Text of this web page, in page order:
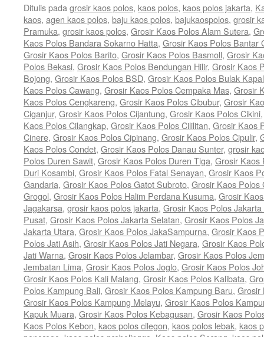
Ditulis pada grosir kaos polos, kaos polos, kaos polos jakarta,
kaos, agen kaos polos, baju kaos polos, bajukaospolos, grosir
Pramuka, grosir kaos polos, Grosir Kaos Polos Alam Sutera,
Kaos Polos Bandara Sokarno Hatta, Grosir Kaos Polos Bantar
Grosir Kaos Polos Barito, Grosir Kaos Polos Basmoll, Grosir
Polos Bekasi, Grosir Kaos Polos Bendungan Hilir, Grosir Kaos
Bojong, Grosir Kaos Polos BSD, Grosir Kaos Polos Bulak Kapal
Kaos Polos Cawang, Grosir Kaos Polos Cempaka Mas, Grosir
Kaos Polos Cengkareng, Grosir Kaos Polos Cibubur, Grosir
Ciganjur, Grosir Kaos Polos Cijantung, Grosir Kaos Polos Cikini
Kaos Polos Cilangkap, Grosir Kaos Polos Cililitan, Grosir Kaos
Cinere, Grosir Kaos Polos Cipinang, Grosir Kaos Polos Cipulir,
Kaos Polos Condet, Grosir Kaos Polos Danau Sunter, grosir
Polos Duren Sawit, Grosir Kaos Polos Duren Tiga, Grosir Kaos
Duri Kosambi, Grosir Kaos Polos Fatal Senayan, Grosir Kaos
Gandaria, Grosir Kaos Polos Gatot Subroto, Grosir Kaos Polos
Grogol, Grosir Kaos Polos Halim Perdana Kusuma, Grosir
Jagakarsa, grosir kaos polos jakarta, Grosir Kaos Polos
Pusat, Grosir Kaos Polos Jakarta Selatan, Grosir Kaos Polos
Jakarta Utara, Grosir Kaos Polos JakaSampurna, Grosir Kaos
Polos Jati Asih, Grosir Kaos Polos Jati Negara, Grosir Kaos
Jati Warna, Grosir Kaos Polos Jelambar, Grosir Kaos Polos
Jembatan Lima, Grosir Kaos Polos Joglo, Grosir Kaos Polos
Grosir Kaos Polos Kali Malang, Grosir Kaos Polos Kalibata,
Polos Kampung Bali, Grosir Kaos Polos Kampung Baru, Grosir
Grosir Kaos Polos Kampung Melayu, Grosir Kaos Polos
Kapuk Muara, Grosir Kaos Polos Kebagusan, Grosir Kaos
Kaos Polos Kebon, kaos polos cilegon, kaos polos lebak, kaos